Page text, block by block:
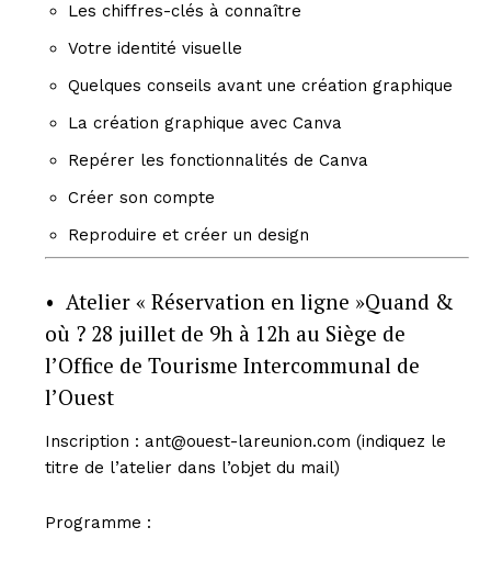
Les chiffres-clés à connaître
Votre identité visuelle
Quelques conseils avant une création graphique
La création graphique avec Canva
Repérer les fonctionnalités de Canva
Créer son compte
Reproduire et créer un design
• Atelier « Réservation en ligne »Quand &
où ? 28 juillet de 9h à 12h au Siège de
l’Office de Tourisme Intercommunal de
l’Ouest
Inscription : ant@ouest-lareunion.com (indiquez le
titre de l’atelier dans l’objet du mail)
Programme :